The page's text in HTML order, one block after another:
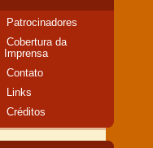
Patrocinadores
Cobertura da
Imprensa
Contato
Links
Créditos